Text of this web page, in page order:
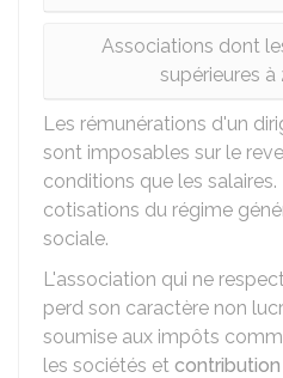
Associations dont
supérieures
Les rémunérations d'un
sont imposables sur le
conditions que les
cotisations du régime
sociale.
L'association qui ne
perd son caractère non
soumise aux impôts
les sociétés et